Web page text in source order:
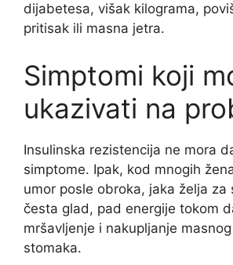
dijabetesa, višak kilograma,
pritisak ili masna jetra.
Simptomi koji
ukazivati na
Insulinska rezistencija ne mora
simptome. Ipak, kod mnogih
umor posle obroka, jaka želja za
česta glad, pad energije tokom
mršavljenje i nakupljanje
stomaka.